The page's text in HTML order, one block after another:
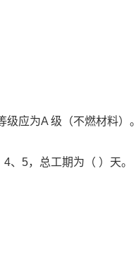
应为A 级（不燃材料）。
、5，总工期为（ ）天。